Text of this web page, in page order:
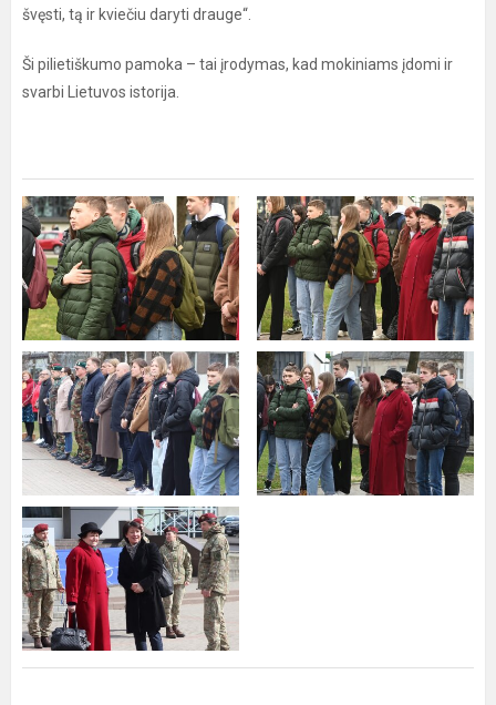
švęsti, tą ir kviečiu daryti drauge“.
Ši pilietiškumo pamoka – tai įrodymas, kad mokiniams įdomi ir
svarbi Lietuvos istorija.